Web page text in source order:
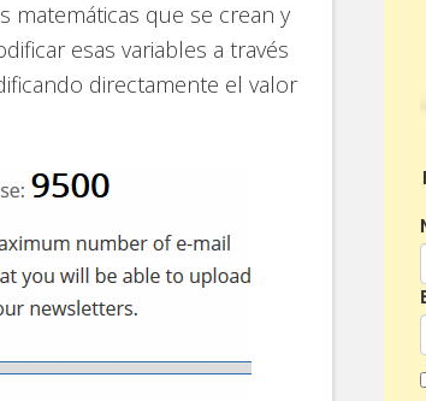
matemáticas que se crean y
esas variables a través
directamente el valor